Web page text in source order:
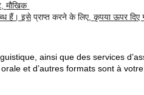
,मौखिक
हैं। इसे प्राप्त करनेके लिए ,कृपया ऊपर दिए
ainsi que des services
et d’autres formats sont à